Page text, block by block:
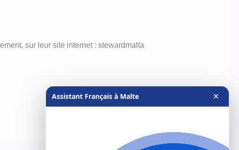
sur leur site internet : stewardmalta
Assistant Français à Malte ×